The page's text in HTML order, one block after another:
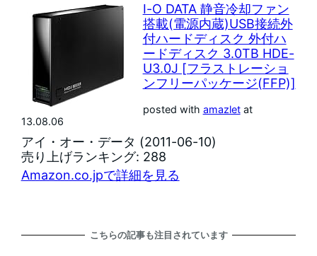
I-O DATA 静音冷却ファン
搭載(電源内蔵)USB接続外
付ハードディスク 外付ハ
ードディスク 3.0TB HDE-
U3.0J [フラストレーショ
ンフリーパッケージ(FFP)]
posted with amazletat
13.08.06
アイ・オー・データ (2011-06-10)
売り上げランキング: 288
Amazon.co.jpで詳細を見る
こちらの記事も注目されています